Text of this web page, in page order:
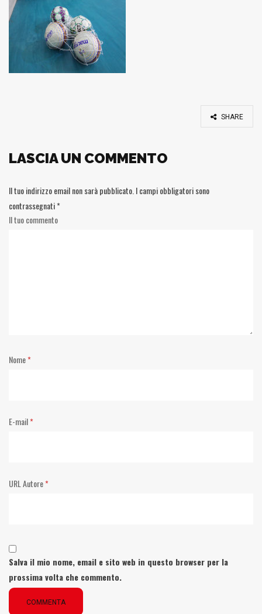
SHARE
LASCIA UN COMMENTO
Il tuo indirizzo email non sarà pubblicato. I campi obbligatori sono
contrassegnati*
Il tuo commento
Nome*
E-mail*
URL Autore*
Salva il mio nome, email e sito web in questo browser per la
prossima volta che commento.
COMMENTA